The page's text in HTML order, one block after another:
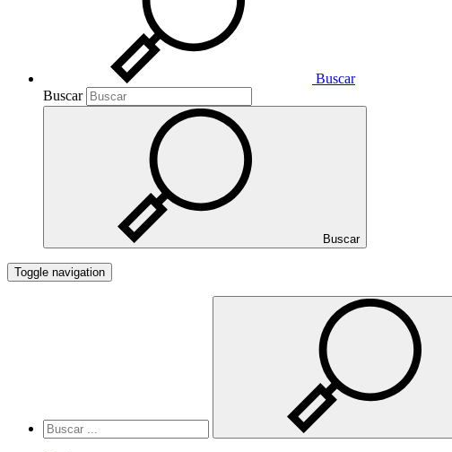
Buscar
Buscar
Buscar
Toggle navigation